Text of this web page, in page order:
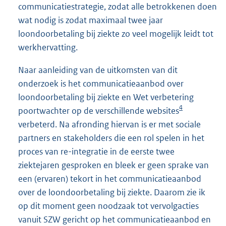
communicatiestrategie, zodat alle betrokkenen doen
wat nodig is zodat maximaal twee jaar
loondoorbetaling bij ziekte zo veel mogelijk leidt tot
werkhervatting.
Naar aanleiding van de uitkomsten van dit
onderzoek is het communicatieaanbod over
loondoorbetaling bij ziekte en Wet verbetering
poortwachter op de verschillende websites4
verbeterd. Na afronding hiervan is er met sociale
partners en stakeholders die een rol spelen in het
proces van re-integratie in de eerste twee
ziektejaren gesproken en bleek er geen sprake van
een (ervaren) tekort in het communicatieaanbod
over de loondoorbetaling bij ziekte. Daarom zie ik
op dit moment geen noodzaak tot vervolgacties
vanuit SZW gericht op het communicatieaanbod en